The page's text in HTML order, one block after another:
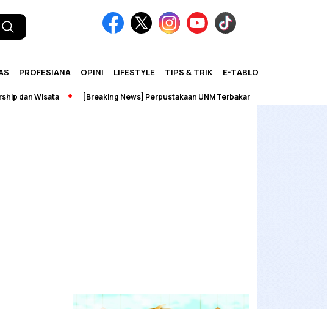
PROFESIANA OPINI LIFESTYLE TIPS & TRIK E-TABLOID
dan Wisata [Breaking News] Perpustakaan UNM Terbakar